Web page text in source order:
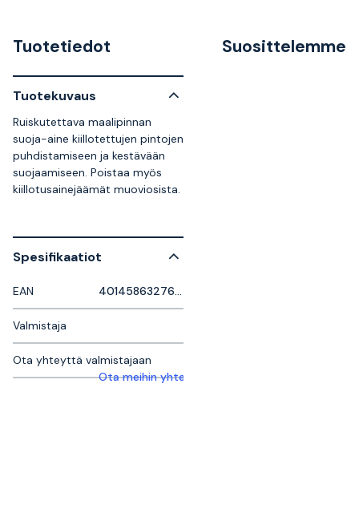
Tuotetiedot
Tuotekuvaus
Ruiskutettava maalipinnan
suoja-aine kiillotettujen pintojen
puhdistamiseen ja kestävään
suojaamiseen. Poistaa myös
kiillotusainejäämät muoviosista.
Spesifikaatiot
EAN 4014586327655
Valmistaja
Ota yhteyttä valmistajaan
Ota meihin yhteyttä saadaksesi lisätietoja
Suosittelemme